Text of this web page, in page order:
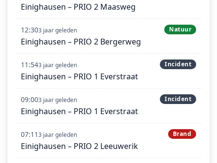
Einighausen – PRIO 2 Maasweg
12:303 jaar geleden Natuur
Einighausen – PRIO 2 Bergerweg
11:543 jaar geleden Incident
Einighausen – PRIO 1 Everstraat
09:003 jaar geleden Incident
Einighausen – PRIO 1 Everstraat
07:113 jaar geleden Brand
Einighausen – PRIO 2 Leeuwerik